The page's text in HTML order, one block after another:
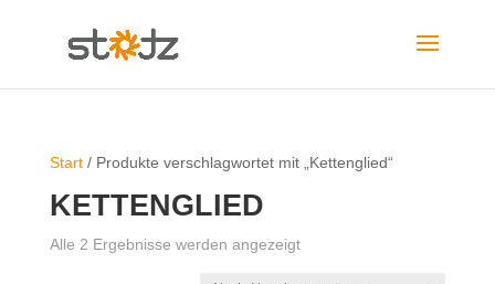
Start/ Produkte verschlagwortet mit „Kettenglied“
KETTENGLIED
Alle 2 Ergebnisse werden angezeigtNach